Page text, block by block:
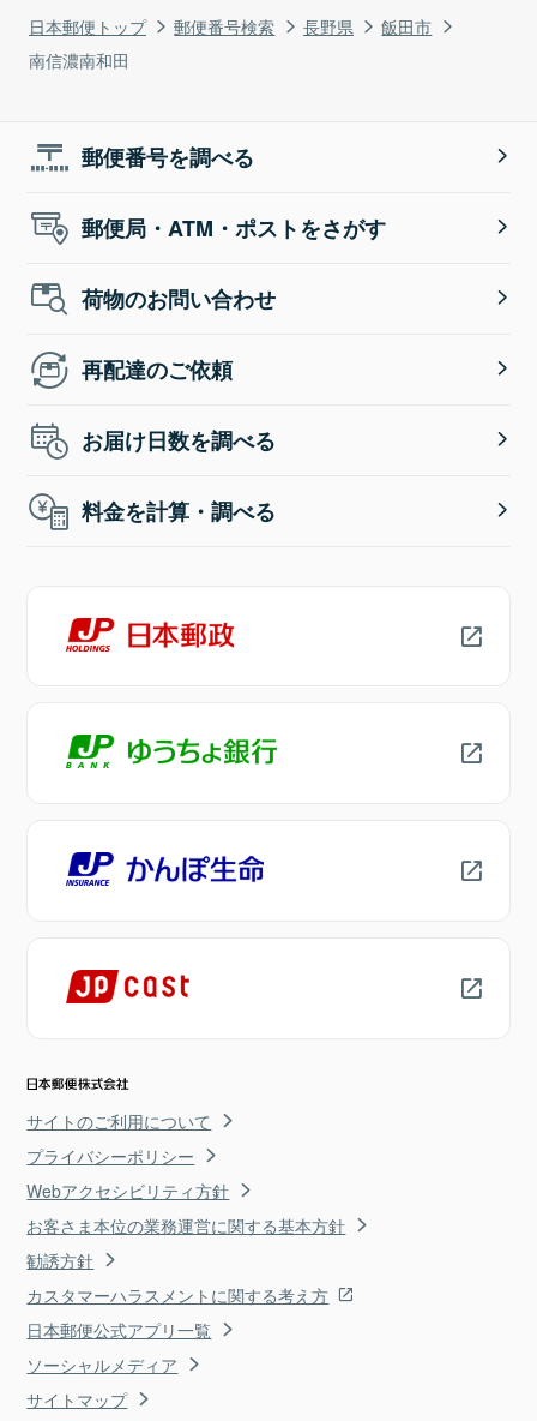
日本郵便トップ 郵便番号検索 長野県
飯田市
南信濃南和田
郵便番号を調べる
郵便局・ATM・ポストをさがす
荷物のお問い合わせ
再配達のご依頼
お届け日数を調べる
料金を計算・調べる
サイトのご利用について
プライバシーポリシー
Webアクセシビリティ方針
お客さま本位の業務運営に関する基本方針
勧誘方針
カスタマーハラスメントに関する考え方
日本郵便公式アプリ一覧
ソーシャルメディア
サイトマップ